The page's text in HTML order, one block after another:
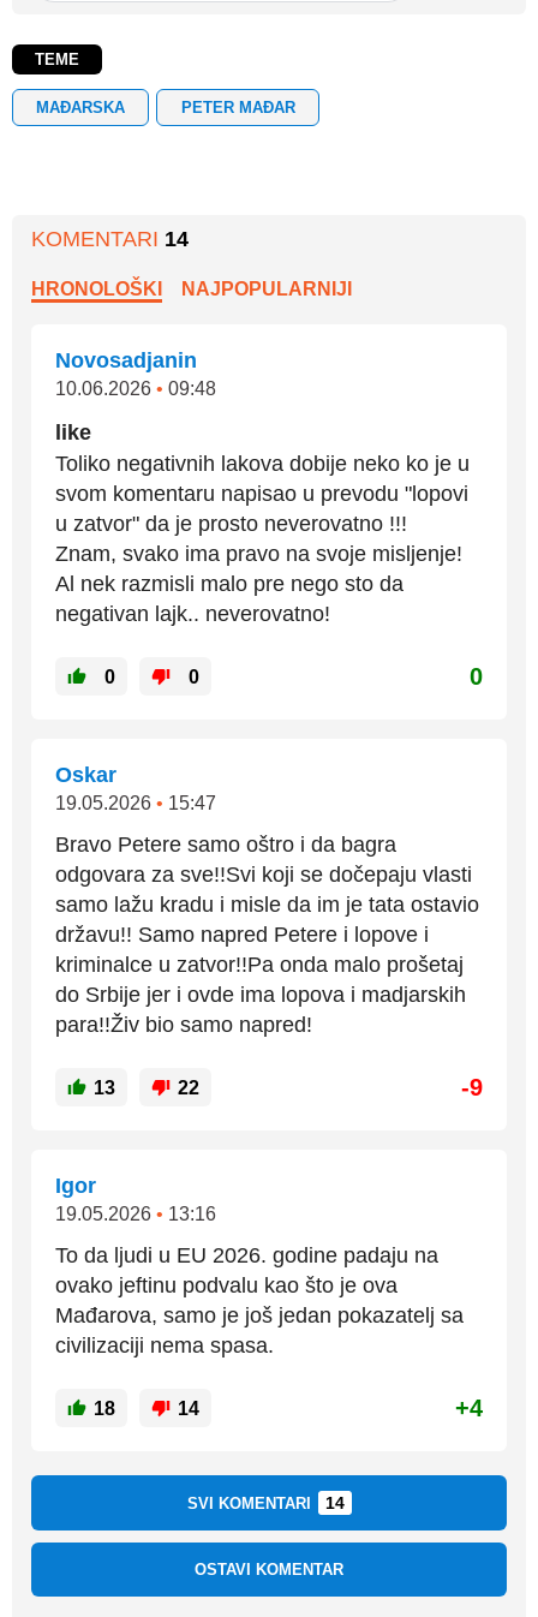
TEME
MAĐARSKA PETER MAĐAR
KOMENTARI 14
HRONOLOŠKI NAJPOPULARNIJI
Novosadjanin
10.06.2026 • 09:48
like
Toliko negativnih lakova dobije neko ko je u
svom komentaru napisao u prevodu "lopovi
u zatvor" da je prosto neverovatno !!!
Znam, svako ima pravo na svoje misljenje!
Al nek razmisli malo pre nego sto da
negativan lajk.. neverovatno!
0 0 0
Oskar
19.05.2026 • 15:47
Bravo Petere samo oštro i da bagra
odgovara za sve!!Svi koji se dočepaju vlasti
samo lažu kradu i misle da im je tata ostavio
državu!! Samo napred Petere i lopove i
kriminalce u zatvor!!Pa onda malo prošetaj
do Srbije jer i ovde ima lopova i madjarskih
para!!Živ bio samo napred!
13 22 -9
Igor
19.05.2026 • 13:16
To da ljudi u EU 2026. godine padaju na
ovako jeftinu podvalu kao što je ova
Mađarova, samo je još jedan pokazatelj sa
civilizaciji nema spasa.
18 14 +4
SVI KOMENTARI 14
OSTAVI KOMENTAR